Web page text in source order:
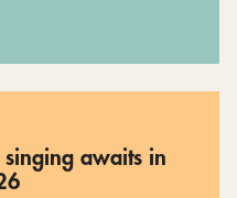
awaits in